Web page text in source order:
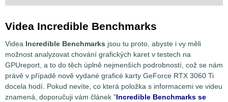
Videa Incredible Benchmarks
Videa Incredible Benchmarks jsou tu proto, abyste i vy měli
možnost analyzovat chování grafických karet v testech na
GPUreport, a to do těch úplně nejmenších podrobností, což se nám
právě v případě nově vydané graficé karty GeForce RTX 3060 Ti
docela hodí. Pokud nevíte, co která položka s informacemi ve videu
znamená, doporučuji vám článek "Incredible Benchmarks se